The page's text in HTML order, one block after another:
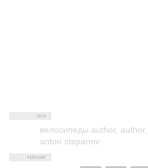
велосипеды author author
anton stepanov